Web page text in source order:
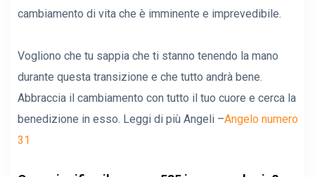
cambiamento di vita che è imminente e imprevedibile.
Vogliono che tu sappia che ti stanno tenendo la mano
durante questa transizione e che tutto andrà bene.
Abbraccia il cambiamento con tutto il tuo cuore e cerca la
benedizione in esso. Leggi di più Angeli –Angelo numero
31